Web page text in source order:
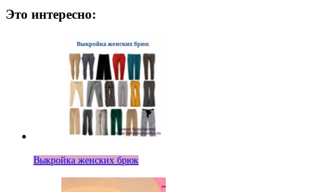
Это интересно:
Выкройка женских брюк